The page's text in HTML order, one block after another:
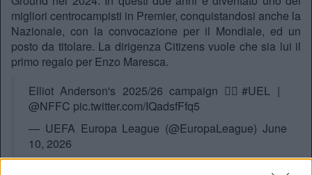
migliori centrocampisti in Premier, conquistandosi anche la
Nazionale, con la convocazione per il Mondiale, ed un
posto da titolare. La dirigenza Citizens vuole che sia lui il
primo regalo per Enzo Maresca.
Elliot Anderson's 2025/26 campaign 😮‍💨#UEL |
@NFFC pic.twitter.com/IQadsfFfq5
— UEFA Europa League (@EuropaLeague) June
10, 2026